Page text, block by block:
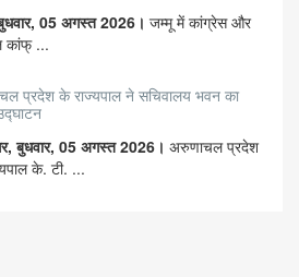
05 अगस्त 2026। जम्मू में कांग्रेस और
कांफ् ...
प्रदेश के राज्यपाल ने सचिवालय भवन का
बुधवार, 05 अगस्त 2026। अरुणाचल प्रदेश
के. टी. ...